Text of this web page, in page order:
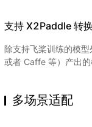
支持 X2Paddle 转
除支持飞桨训练的模
或者 Caffe 等）产出
多场景适配